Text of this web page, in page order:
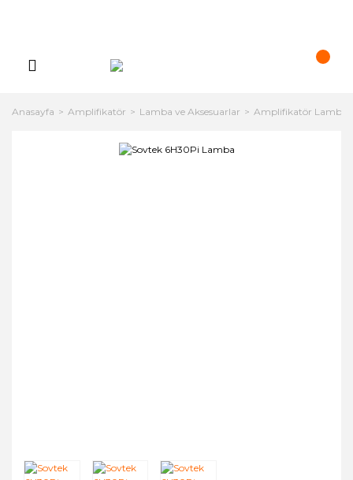
Anasayfa Amplifikatör Lamba ve Aksesuarlar Amplifikatör